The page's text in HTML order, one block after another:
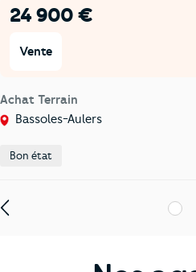
24 900 €
Vente
Achat Terrain
Bassoles-Aulers
Bon état
1